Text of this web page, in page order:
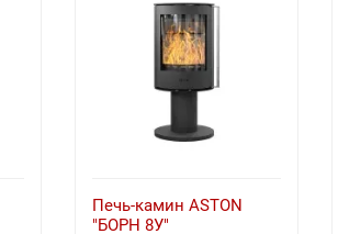
Печь-камин ASTON
"БОРН 8У"